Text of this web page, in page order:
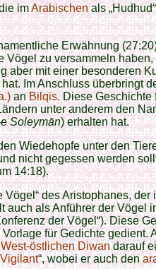
imArabischenals
Erwähnung
Vögel zu versammeln
aber mit einer besonderen
Im Anschluss überbringt
anBilqis. Diese Geschichte
unter anderem den
Soleymān) erhalten hat.
Wiedehopfe unter den
nicht gegessen werden
14:18).
des Aristophanes, der
auch als Anführer der Vögel
der Vögel“). Diese
für Gedichte gedient.
West-östlichen Diwandarauf
Vigilant“, wobei er auch den